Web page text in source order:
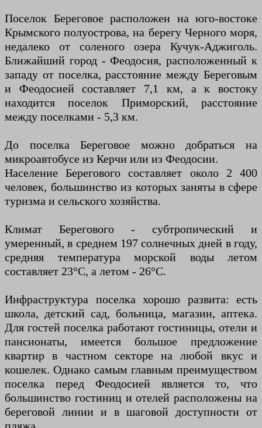
Поселок Береговое расположен на юго-востоке
Крымского полуострова, на берегу Черного моря,
недалеко от соленого озера Кучук-Аджиголь.
Ближайший город - Феодосия, расположенный к
западу от поселка, расстояние между Береговым
и Феодосией составляет 7,1 км, а к востоку
находится поселок Приморский, расстояние
между поселками - 5,3 км.
До поселка Береговое можно добраться на
микроавтобусе из Керчи или из Феодосии.
Население Берегового составляет около 2 400
человек, большинство из которых заняты в сфере
туризма и сельского хозяйства.
Климат Берегового - субтропический и
умеренный, в среднем 197 солнечных дней в году,
средняя температура морской воды летом
составляет 23°С, а летом - 26°С.
Инфраструктура поселка хорошо развита: есть
школа, детский сад, больница, магазин, аптека.
Для гостей поселка работают гостиницы, отели и
пансионаты, имеется большое предложение
квартир в частном секторе на любой вкус и
кошелек. Однако самым главным преимуществом
поселка перед Феодосией является то, что
большинство гостиниц и отелей расположены на
береговой линии и в шаговой доступности от